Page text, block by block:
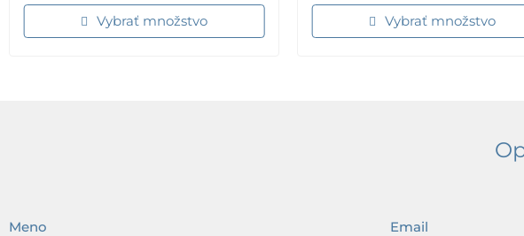
Vybrať množstvo Vybrať množstvo
Meno Email